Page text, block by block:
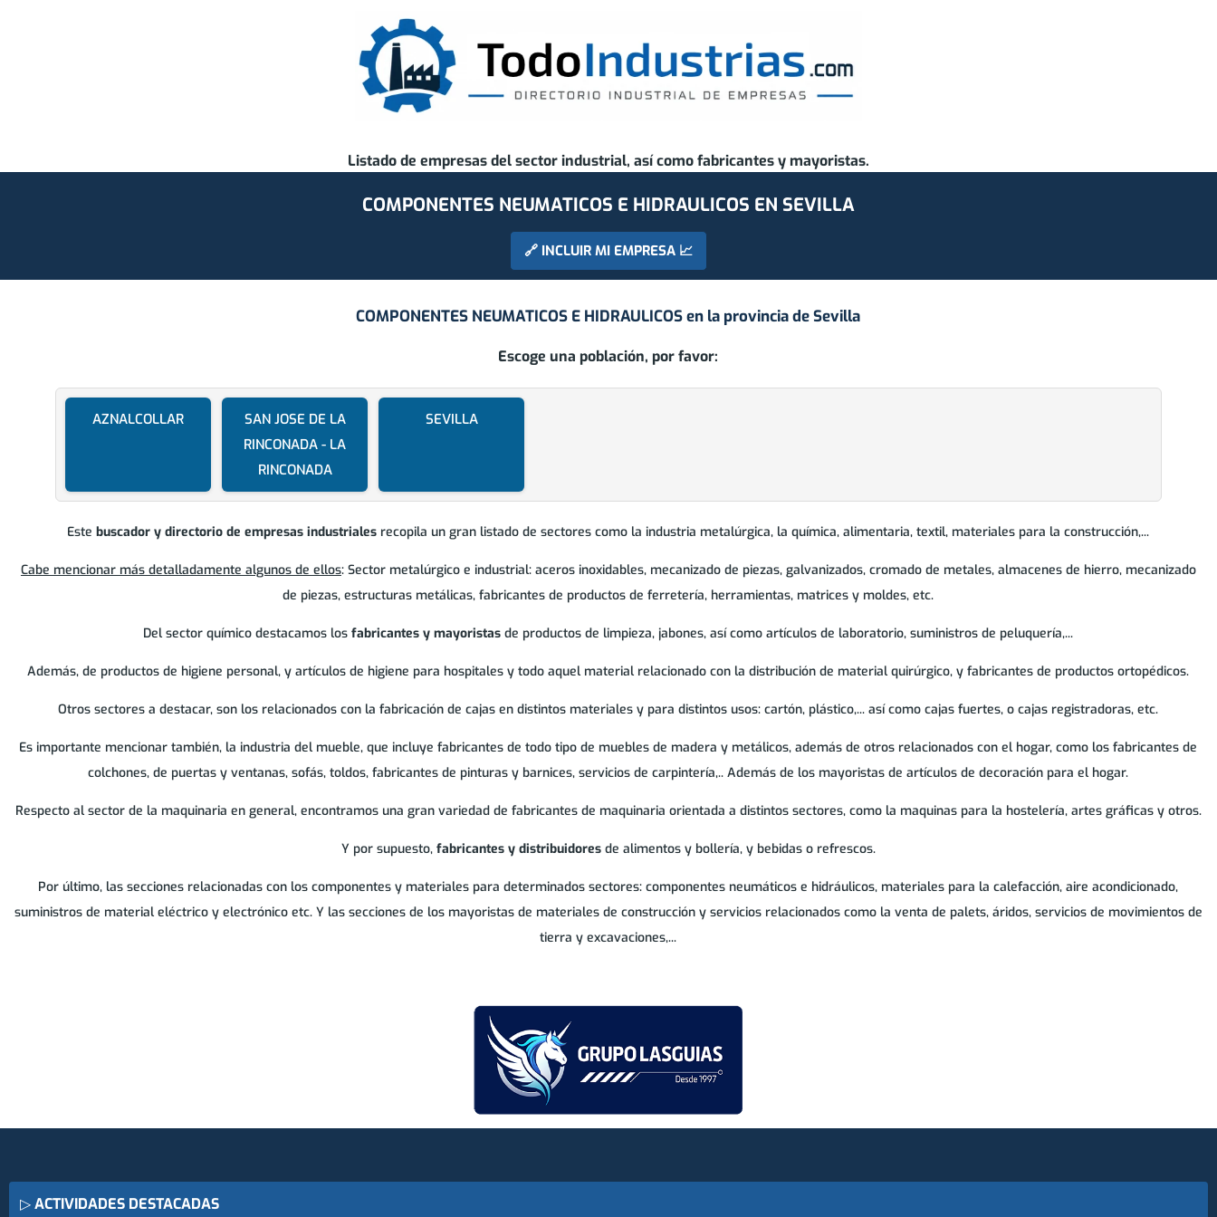
Listado de empresas del sector industrial, así como fabricantes y mayoristas.
COMPONENTES NEUMATICOS E HIDRAULICOS EN SEVILLA
🔗 INCLUIR MI EMPRESA 📈
COMPONENTES NEUMATICOS E HIDRAULICOS en la provincia deSevilla
Escoge una población, por favor:
AZNALCOLLAR
SAN JOSE DE LA
RINCONADA - LA
RINCONADA
SEVILLA
Estebuscador y directorio de empresas industriales recopila un gran listado de sectores como la industria metalúrgica, la química, alimentaria, textil, materiales para la construcción,...
Cabe mencionar más detalladamente algunos de ellos: Sector metalúrgico e industrial: aceros inoxidables, mecanizado de piezas, galvanizados, cromado de metales, almacenes de hierro, mecanizado
de piezas, estructuras metálicas, fabricantes de productos de ferretería, herramientas, matrices y moldes, etc.
Del sector químico destacamos losfabricantes y mayoristas de productos de limpieza, jabones, así como artículos de laboratorio, suministros de peluquería,...
Además, de productos de higiene personal, y artículos de higiene para hospitales y todo aquel material relacionado con la distribución de material quirúrgico, y fabricantes de productos ortopédicos.
Otros sectores a destacar, son los relacionados con la fabricación de cajas en distintos materiales y para distintos usos: cartón, plástico,... así como cajas fuertes, o cajas registradoras, etc.
Es importante mencionar también, la industria del mueble, que incluye fabricantes de todo tipo de muebles de madera y metálicos, además de otros relacionados con el hogar, como los fabricantes de
colchones, de puertas y ventanas, sofás, toldos, fabricantes de pinturas y barnices, servicios de carpintería,.. Además de los mayoristas de artículos de decoración para el hogar.
Respecto al sector de la maquinaria en general, encontramos una gran variedad de fabricantes de maquinaria orientada a distintos sectores, como la maquinas para la hostelería, artes gráficas y otros.
Y por supuesto, fabricantes y distribuidoresde alimentos y bollería, y bebidas o refrescos.
Por último, las secciones relacionadas con los componentes y materiales para determinados sectores: componentes neumáticos e hidráulicos, materiales para la calefacción, aire acondicionado,
suministros de material eléctrico y electrónico etc. Y las secciones de los mayoristas de materiales de construcción y servicios relacionados como la venta de palets, áridos, servicios de movimientos de
tierra y excavaciones,...
▷ACTIVIDADES DESTACADAS